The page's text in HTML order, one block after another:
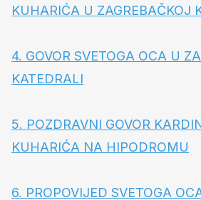
KUHARIĆA U ZAGREBAČKOJ
4. GOVOR SVETOGA OCA U
KATEDRALI
5. POZDRAVNI GOVOR
KUHARIĆA NA HIPODROMU
6. PROPOVIJED SVETOGA